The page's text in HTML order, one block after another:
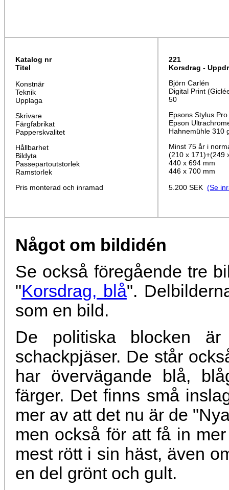
Katalog nr
Titel
Konstnär
Teknik
Upplaga
Skrivare
Färgfabrikat
Papperskvalitet
Hållbarhet
Bildyta
Passepartoutstorlek
Ramstorlek
Pris monterad och inramad
221
Korsdrag -
Björn Carlén
Digital Print
50
Epsons Stylus
Epson
Hahnemühle 310
Minst 75 år i
(210 x 171)+(249
440 x 694 mm
446 x 700 mm
5.200 SEK (Se
Något om bildidén
Se också föregående tre
"Korsdrag, blå".
som en bild.
De politiska blocken
schackpjäser. De står
har övervägande blå,
färger. Det finns små
mer av att det nu är de
men också för att få in
mest rött i sin häst, även
en del grönt och gult.